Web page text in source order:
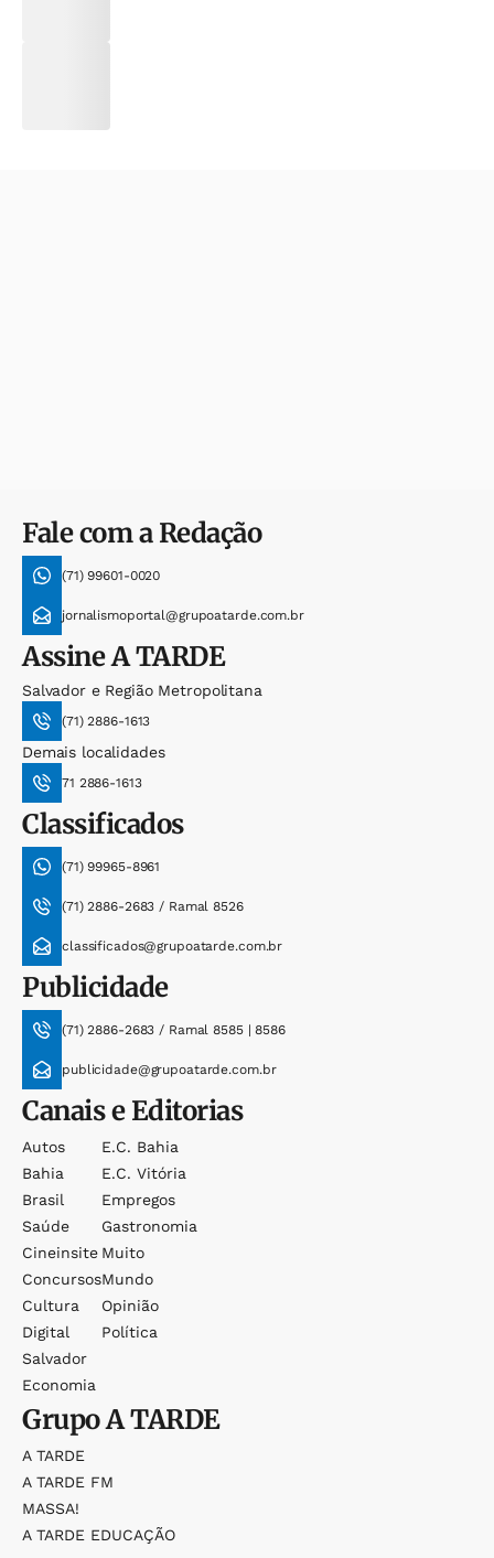
Fale com a Redação
(71) 99601-0020
jornalismoportal@grupoatarde.com.br
AssineA TARDE
Salvador e Região Metropolitana
(71) 2886-1613
Demais localidades
71 2886-1613
Classificados
(71) 99965-8961
(71) 2886-2683 / Ramal 8526
classificados@grupoatarde.com.br
Publicidade
(71) 2886-2683 / Ramal 8585 | 8586
publicidade@grupoatarde.com.br
Canais e Editorias
Autos
Bahia
Brasil
Saúde
Cineinsite
Concursos
Cultura
Digital
Salvador
Economia
E.c. Bahia
E.c. Vitória
Empregos
Gastronomia
Muito
Mundo
Opinião
Política
GrupoA TARDE
A TARDE
A TARDE FM
MASSA!
A TARDE EDUCAÇÃO